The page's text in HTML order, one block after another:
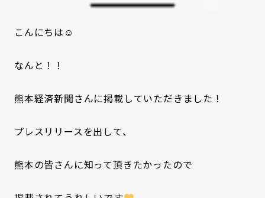
こんにちは☺
なんと！！
熊本経済新聞さんに掲載していただきました！
プレスリリースを出して、
熊本の皆さんに知って頂きたかったので